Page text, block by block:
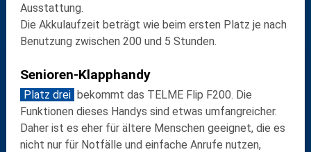
Ausstattung.
Die Akkulaufzeit beträgt wie beim ersten Platz je nach
Benutzung zwischen 200 und 5 Stunden.
Senioren-Klapphandy
Platz drei bekommt das TELME Flip F200. Die
Funktionen dieses Handys sind etwas umfangreicher.
Daher ist es eher für ältere Menschen geeignet, die es
nicht nur für Notfälle und einfache Anrufe nutzen,